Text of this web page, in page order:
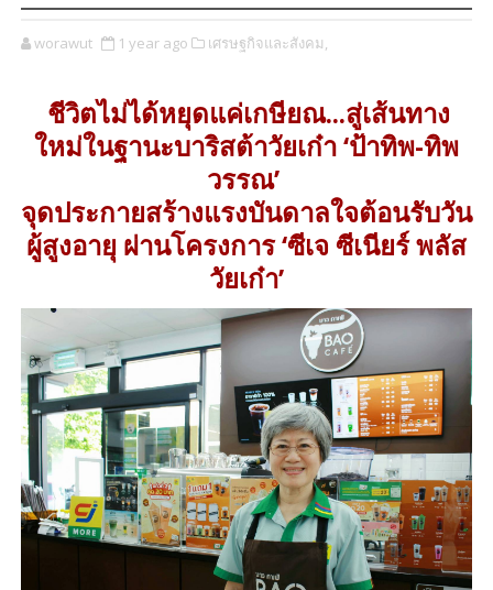
worawut 1 year ago เศรษฐกิจและสังคม,
ชีวิตไม่ได้หยุดแค่เกษียณ...สู่เส้นทาง
ใหม่ในฐานะบาริสต้าวัยเก๋า ‘ป้าทิพ-ทิพ
วรรณ’
จุดประกายสร้างแรงบันดาลใจต้อนรับวัน
ผู้สูงอายุ ผ่านโครงการ ‘ซีเจ ซีเนียร์ พลัส
วัยเก๋า’